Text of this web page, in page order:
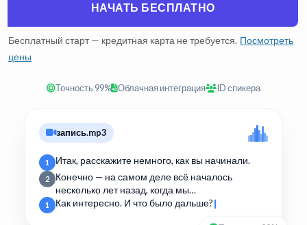
НАЧАТЬ БЕСПЛАТНО
Бесплатный старт — кредитная карта не требуется. Посмотреть
цены
Точность 99% Облачная интеграция ID спикера
запись.mp3
1 Итак, расскажите немного, как вы начинали.
2
Конечно — на самом деле всё началось
несколько лет назад, когда мы…
1 Как интересно. И что было дальше?